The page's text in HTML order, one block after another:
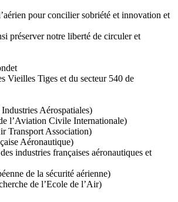
pour concilier sobriété et innovation et
préserver notre liberté de circuler et
Vieilles Tiges et du secteur 540 de
Aérospatiales)
l’Aviation Civile Internationale)
Transport Association)
Aéronautique)
industries françaises aéronautiques et
de la sécurité aérienne)
de l’Ecole de l’Air)